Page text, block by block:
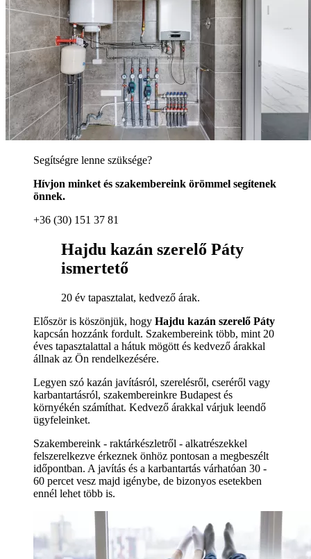
Segítségre lenne szüksége?
Hívjon minket és szakembereink örömmel segítenek
önnek.
+36 (30) 151 37 81
Hajdu kazán szerelő Páty
ismertető
20 év tapasztalat, kedvező árak.
Először is köszönjük, hogy Hajdu kazán szerelő Páty
kapcsán hozzánk fordult. Szakembereink több, mint 20
éves tapasztalattal a hátuk mögött és kedvező árakkal
állnak az Ön rendelkezésére.
Legyen szó kazán javításról, szerelésről, cseréről vagy
karbantartásról, szakembereinkre Budapest és
környékén számíthat. Kedvező árakkal várjuk leendő
ügyfeleinket.
Szakembereink - raktárkészletről - alkatrészekkel
felszerelkezve érkeznek önhöz pontosan a megbeszélt
időpontban. A javítás és a karbantartás várhatóan 30 -
60 percet vesz majd igénybe, de bizonyos esetekben
ennél lehet több is.